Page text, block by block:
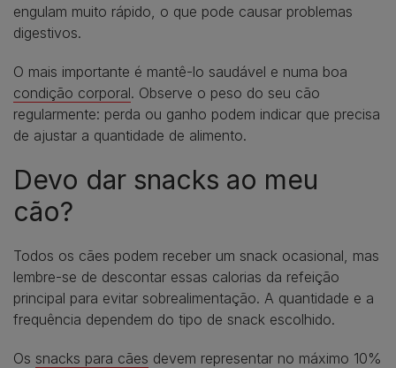
engulam muito rápido, o que pode causar problemas
digestivos.
O mais importante é mantê-lo saudável e numa boa
condição corporal. Observe o peso do seu cão
regularmente: perda ou ganho podem indicar que precisa
de ajustar a quantidade de alimento.
Devo dar snacks ao meu
cão?
Todos os cães podem receber um snack ocasional, mas
lembre-se de descontar essas calorias da refeição
principal para evitar sobrealimentação. A quantidade e a
frequência dependem do tipo de snack escolhido.
Os snacks para cães devem representar no máximo 10%